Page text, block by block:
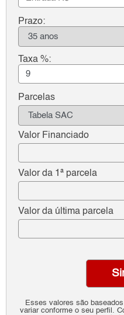
Prazo:
Taxa %:
Parcelas
Valor Financiado
Valor da 1ª parcela
Valor da última parcela
Esses valores são
variar conforme o seu perfil.